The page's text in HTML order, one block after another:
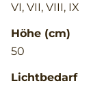
VI, VII, VIII, IX
Höhe (cm)
50
Lichtbedarf